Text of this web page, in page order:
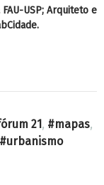
USP; Arquiteto e
21 , mapas,
urbanismo